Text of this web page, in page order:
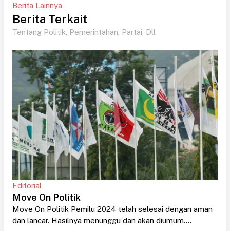
Berita Lainnya
Berita Terkait
Tentang Politik, Pemerintahan, Partai, Dll
Editorial
Move On Politik
Move On Politik Pemilu 2024 telah selesai dengan aman
dan lancar. Hasilnya menunggu dan akan diumum....